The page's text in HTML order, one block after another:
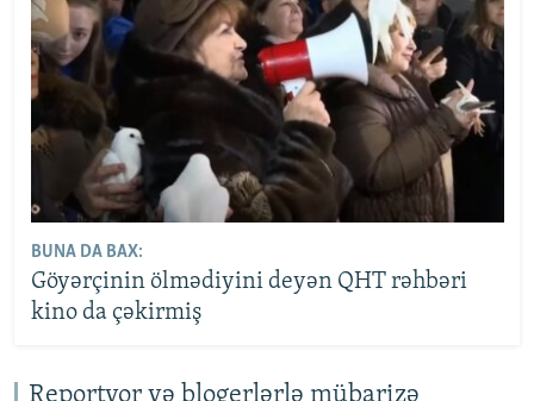
BUNA DA BAX:
Göyərçinin ölmədiyini deyən QHT rəhbəri
kino da çəkirmiş
Reportyor və blogerlərlə mübarizə